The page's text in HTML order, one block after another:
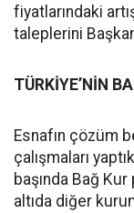
fiyatlarındaki
taleplerini
TÜRKİYE’NİN
Esnafın çözüm
çalışmaları
başında Bağ
altıda diğer